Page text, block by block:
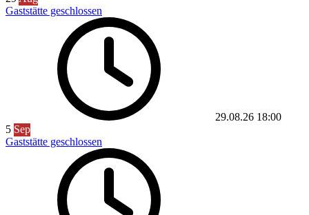
Gaststätte geschlossen
29.08.26 18:00
5 Sep
Gaststätte geschlossen